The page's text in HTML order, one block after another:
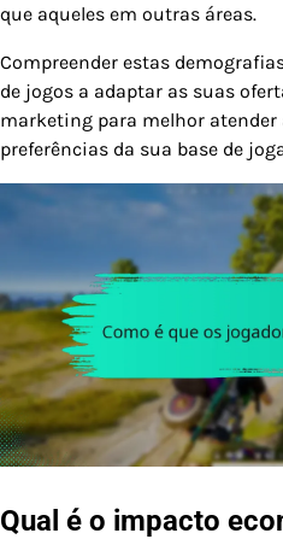
que aqueles em outras áreas.
Compreender estas
de jogos a adaptar as suas
marketing para melhor atender
preferências da sua base de
Qual é o impacto